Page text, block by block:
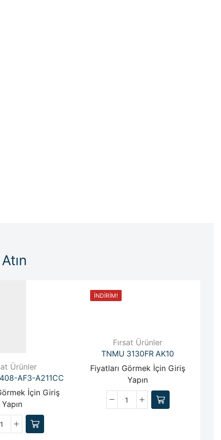
Ürünler
AF3-A211CC
İçin Giriş
Yapın
İNDIRIM!
Fırsat Ürünler
TNMU 3130FR AK10
Fiyatları Görmek İçin Giriş
Yapın